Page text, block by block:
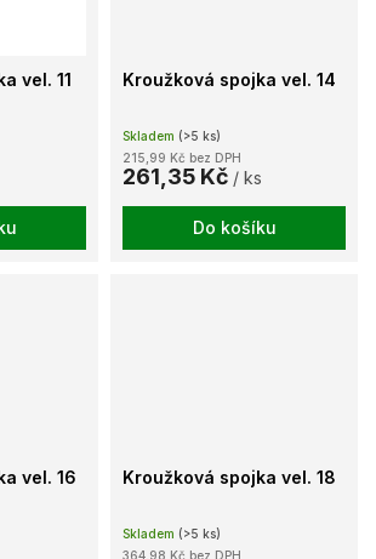
vel. 11 Kroužková spojka vel. 14
Skladem (>5 ks)
215,99 Kč bez DPH
261,35 Kč / ks
Do košíku
vel. 16 Kroužková spojka vel. 18
Skladem (>5 ks)
364,98 Kč bez DPH